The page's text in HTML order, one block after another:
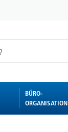
BÜRO-
ORGANISATION